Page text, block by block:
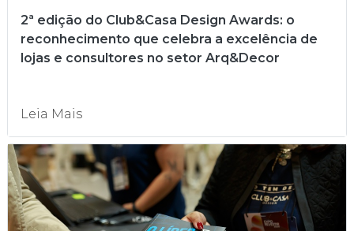
2ª edição do Club&Casa Design Awards: o
reconhecimento que celebra a excelência de
lojas e consultores no setor Arq&Decor
Leia Mais